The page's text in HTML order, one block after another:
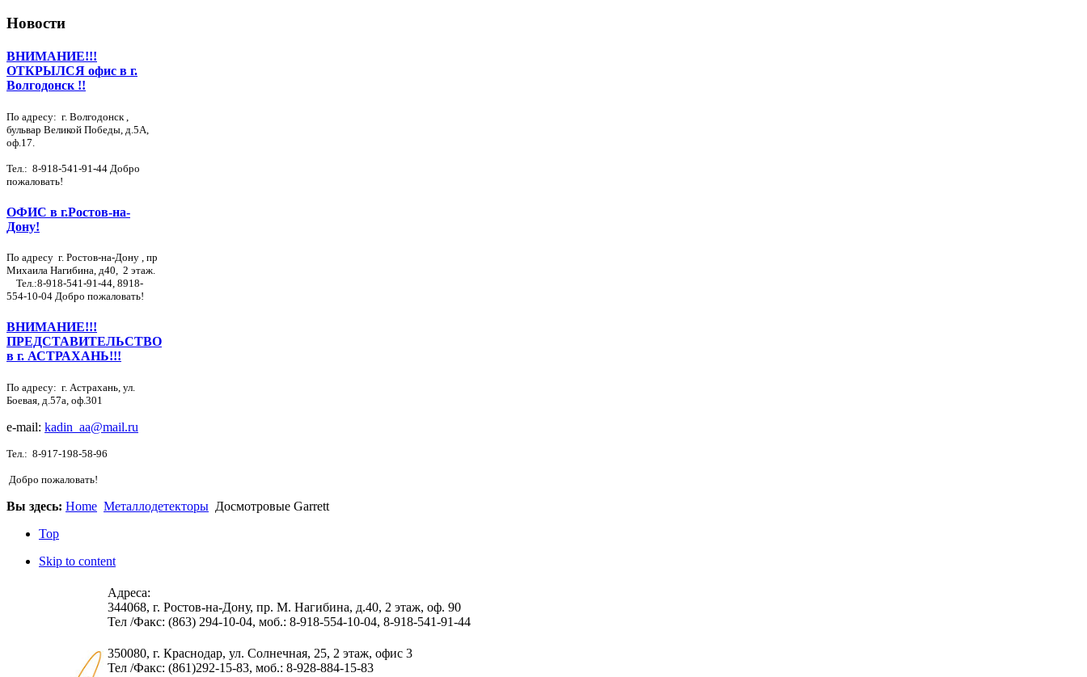
Новости
ВНИМАНИЕ!!!
ОТКРЫЛСЯ офис в г.
Волгодонск !!
По адресу: г. Волгодонск ,
бульвар Великой Победы, д.5А,
оф.17.
Тел.: 8-918-541-91-44 Добро
пожаловать!
ОФИС в г.Ростов-на-
Дону!
По адресу г. Ростов-на-Дону , пр
Михаила Нагибина, д40, 2 этаж.
Тел.:8-918-541-91-44, 8918-
554-10-04 Добро пожаловать!
ВНИМАНИЕ!!!
ПРЕДСТАВИТЕЛЬСТВО
в г. АСТРАХАНЬ!!!
По адресу: г. Астрахань, ул.
Боевая, д.57а, оф.301
e-mail: kadin_aa@mail.ru
Тел.: 8-917-198-58-96
Добро пожаловать!
Вы здесь: Home Металлодетекторы Досмотровые Garrett
Top
Skip to content
Адреса:
344068, г. Ростов-на-Дону, пр. М. Нагибина, д.40, 2 этаж, оф. 90
Тел /Факс: (863) 294-10-04, моб.: 8-918-554-10-04, 8-918-541-91-44
350080, г. Краснодар, ул. Солнечная, 25, 2 этаж, офис 3
Тел /Факс: (861)292-15-83, моб.: 8-928-884-15-83